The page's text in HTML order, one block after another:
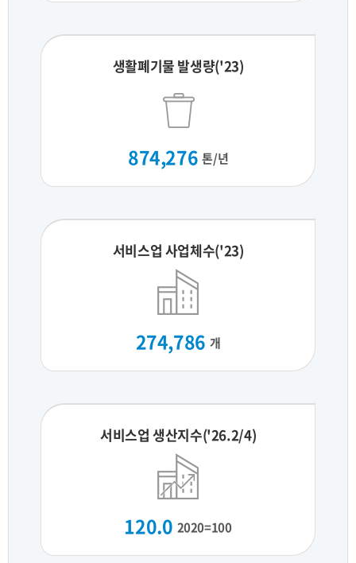
생활폐기물 발생량('23)
874,276 톤/년
서비스업 사업체수('23)
274,786 개
서비스업 생산지수('26.2/4)
120.0 2020=100